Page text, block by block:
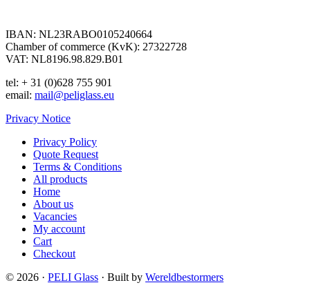
IBAN: NL23RABO0105240664
Chamber of commerce (KvK): 27322728
VAT: NL8196.98.829.B01
tel: + 31 (0)628 755 901
email: mail@peliglass.eu
Privacy Notice
Privacy Policy
Quote Request
Terms & Conditions
All products
Home
About us
Vacancies
My account
Cart
Checkout
© 2026 · PELI Glass · Built by Wereldbestormers